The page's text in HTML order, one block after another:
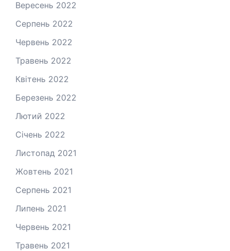
Вересень 2022
Серпень 2022
Червень 2022
Травень 2022
Квітень 2022
Березень 2022
Лютий 2022
Січень 2022
Листопад 2021
Жовтень 2021
Серпень 2021
Липень 2021
Червень 2021
Травень 2021